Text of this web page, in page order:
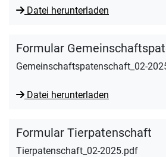
Datei herunterladen
Formular
Gemeinschaftspatenschaft_02-
Datei herunterladen
Formular Tierpatenschaft
Tierpatenschaft_02-2025.pdf